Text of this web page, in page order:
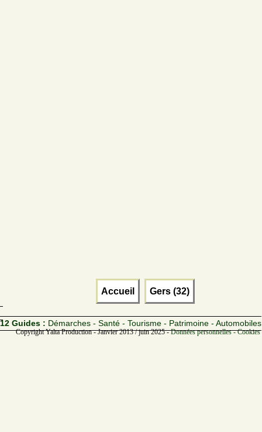
Accueil Gers (32)
12 Guides : Démarches - Santé - Tourisme - Patrimoine - Automobiles
Copyright Yalta Production - Janvier 2013 / juin 2025 -Données personnelles -